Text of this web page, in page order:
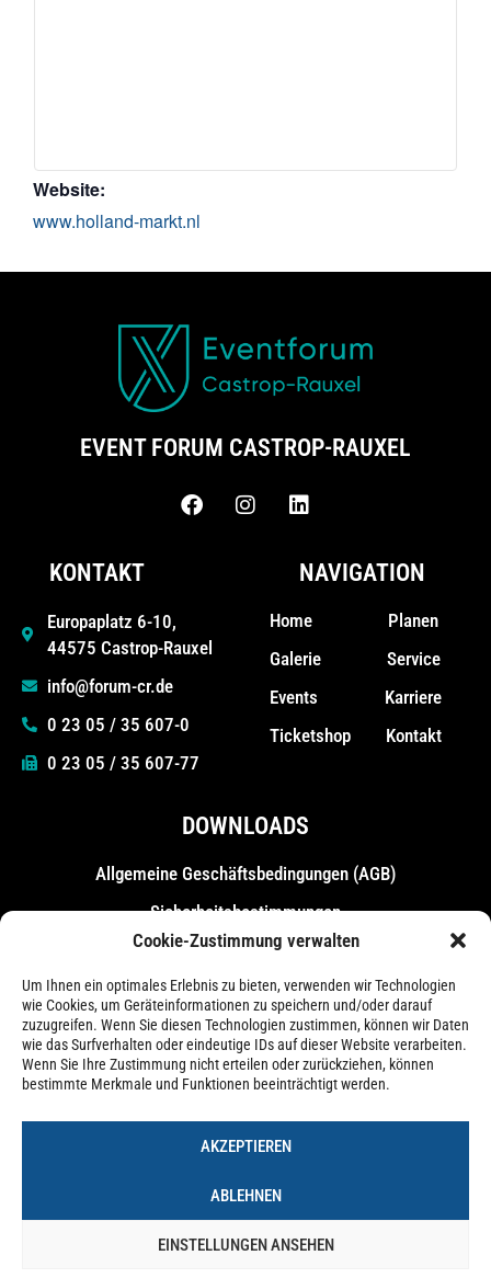
Cookie-Zustimmung verwalten
Um Ihnen ein optimales Erlebnis zu bieten, verwenden wir Technologien
wie Cookies, um Geräteinformationen zu speichern und/oder darauf
zuzugreifen. Wenn Sie diesen Technologien zustimmen, können wir Daten
wie das Surfverhalten oder eindeutige IDs auf dieser Website verarbeiten.
Wenn Sie Ihre Zustimmung nicht erteilen oder zurückziehen, können
bestimmte Merkmale und Funktionen beeinträchtigt werden.
AKZEPTIEREN
ABLEHNEN
EINSTELLUNGEN ANSEHEN
Website:
www.holland-markt.nl
EVENT FORUM CASTROP-RAUXEL
KONTAKT
Europaplatz 6-10,
44575 Castrop-Rauxel
info@forum-cr.de
0 23 05 / 35 607-0
0 23 05 / 35 607-77
NAVIGATION
Home
Galerie
Events
Ticketshop
Planen
Service
Karriere
Kontakt
DOWNLOADS
Allgemeine Geschäfts­bedingungen (AGB)
Sicherheitsbestimmungen
Messebestimmungen